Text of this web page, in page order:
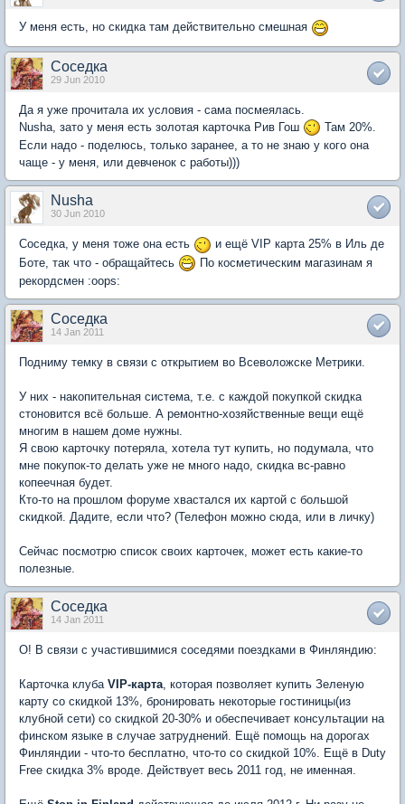
У меня есть, но скидка там действительно смешная
Соседка
29 Jun 2010
Да я уже прочитала их условия - сама посмеялась.
Nusha, зато у меня есть золотая карточка Рив Гош
Там 20%.
Если надо - поделюсь, только заранее, а то не знаю у кого она
чаще - у меня, или девченок с работы)))
Nusha
30 Jun 2010
Соседка, у меня тоже она есть
и ещё VIP карта 25% в Иль де
Боте, так что - обращайтесь
По косметическим магазинам я
рекордсмен :oops:
Соседка
14 Jan 2011
Подниму темку в связи с открытием во Всеволожске Метрики.
У них - накопительная система, т.е. с каждой покупкой скидка
стоновится всё больше. А ремонтно-хозяйственные вещи ещё
многим в нашем доме нужны.
Я свою карточку потеряла, хотела тут купить, но подумала, что
мне покупок-то делать уже не много надо, скидка вс-равно
копеечная будет.
Кто-то на прошлом форуме хвастался их картой с большой
скидкой. Дадите, если что? (Телефон можно сюда, или в личку)
Сейчас посмотрю список своих карточек, может есть какие-то
полезные.
Соседка
14 Jan 2011
О! В связи с участившимися соседями поездками в Финляндию:
Карточка клуба VIP-карта, которая позволяет купить Зеленую
карту со скидкой 13%, бронировать некоторые гостиницы(из
клубной сети) со скидкой 20-30% и обеспечивает консультации на
финском языке в случае затруднений. Ещё помощь на дорогах
Финляндии - что-то бесплатно, что-то со скидкой 10%. Ещё в Duty
Free скидка 3% вроде. Действует весь 2011 год, не именная.